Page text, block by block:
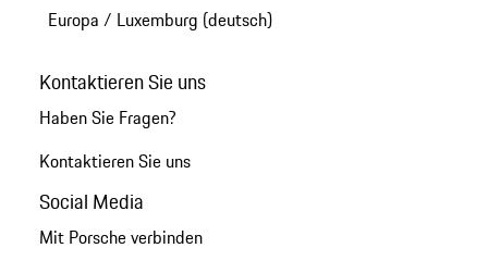
Europa / Luxemburg (deutsch)
Kontaktieren Sie uns
Haben Sie Fragen?
Kontaktieren Sie uns
Social Media
Mit Porsche verbinden